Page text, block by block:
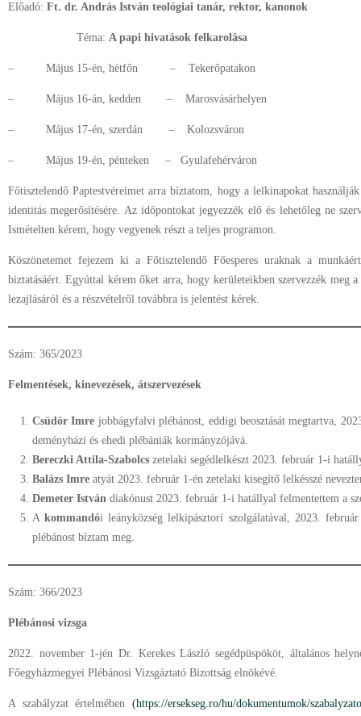
Előadó: Ft. dr. András István teológiai tanár, rektor, kanonok
Téma:A papi hivatások felkarolása
– Május 15-én, hétfőn – Tekerőpatakon
– Május 16-án, kedden – Marosvásárhelyen
– Május 17-én, szerdán – Kolozsváron
– Május 19-én, pénteken – Gyulafehérváron
Főtisztelendő Paptestvéreimet arra bíztatom, hogy a lelkinapokat
identitás megerősítésére. Az időpontokat jegyezzék elő és lehetőleg ne
Ismételten kérem, hogy vegyenek részt a teljes programon.
Köszönetemet fejezem ki a Főtisztelendő Főesperes uraknak a
biztatásáért. Egyúttal kérem őket arra, hogy kerületeikben szervezzék meg
lezajlásáról és a részvételről továbbra is jelentést kérek.
Szám: 365/2023
Felmentések, kinevezések, átszervezések
Csüdör Imre jobbágyfalvi plébánost, eddigi beosztását megtartva,
deményházi és ehedi plébániák kormányzójává.
Bereczki Attila-Szabolcs zetelaki segédlelkészt 2023. február 1-i
Balázs Imre atyát 2023. február 1-én zetelaki kisegítő lelkésszé
Demeter István diakónust 2023. február 1-i hatállyal felmentettem a
Akommandói leányközség lelkipásztori szolgálatával, 2023.
plébánost bíztam meg.
Szám: 366/2023
Plébánosi vizsga
2022. november 1-jén Dr. Kerekes László segédpüspököt, általános
Főegyházmegyei Plébánosi Vizsgáztató Bizottság elnökévé.
A szabályzat értelmében (https://ersekseg.ro/hu/dokumentumok/